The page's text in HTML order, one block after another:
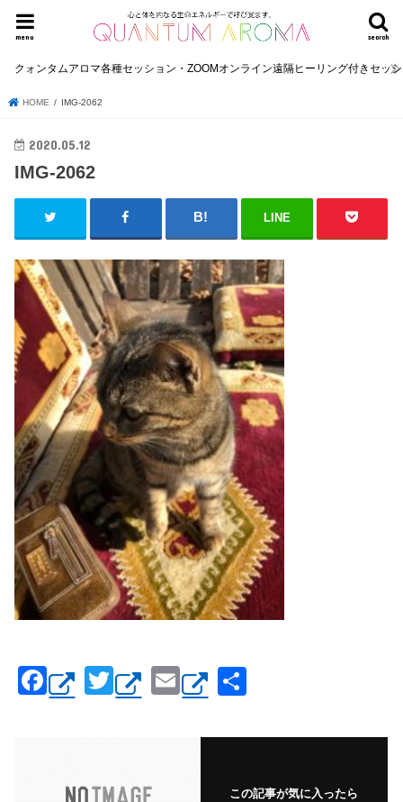
search
menu
クォンタムアロマ各種セッション・ZOOMオンライン遠隔ヒーリング付きセッ
HOME IMG-2062
2020.05.12
IMG-2062
LINE
F
a
T
wi
E
m
ail
この記事が気に入ったら